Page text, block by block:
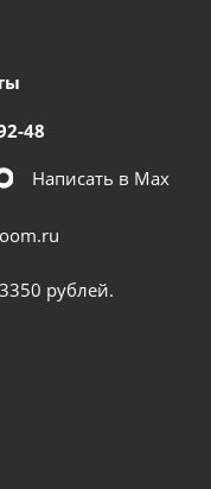
48
Написать в Мах
рублей.